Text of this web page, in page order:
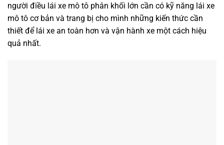
người điều lái xe mô tô phân khối lớn cần có kỹ năng lái xe
mô tô cơ bản và trang bị cho mình những kiến thức cần
thiết để lái xe an toàn hơn và vận hành xe một cách hiệu
quả nhất.